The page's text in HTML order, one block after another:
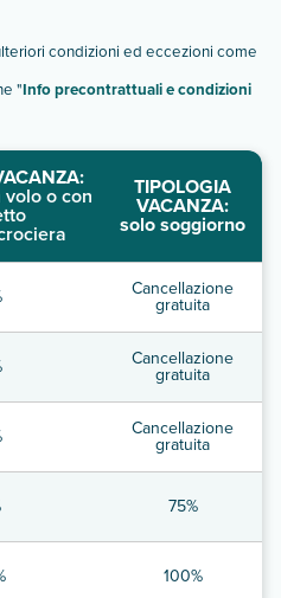
condizioni ed eccezioni come
"Info precontrattuali e condizioni
o con TIPOLOGIA
VACANZA:
solo soggiorno
Cancellazione
gratuita
Cancellazione
gratuita
Cancellazione
gratuita
75%
100%